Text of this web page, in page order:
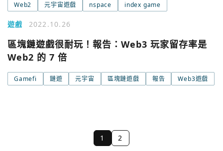
Web2
元宇宙遊戲 nspace index game
遊戲 2022.10.26
區塊鏈遊戲很耐玩！報告：Web3 玩家留存率是
Web2 的 7 倍
Gamefi 鏈遊 元宇宙 區塊鏈遊戲 報告 Web3遊戲
1 2